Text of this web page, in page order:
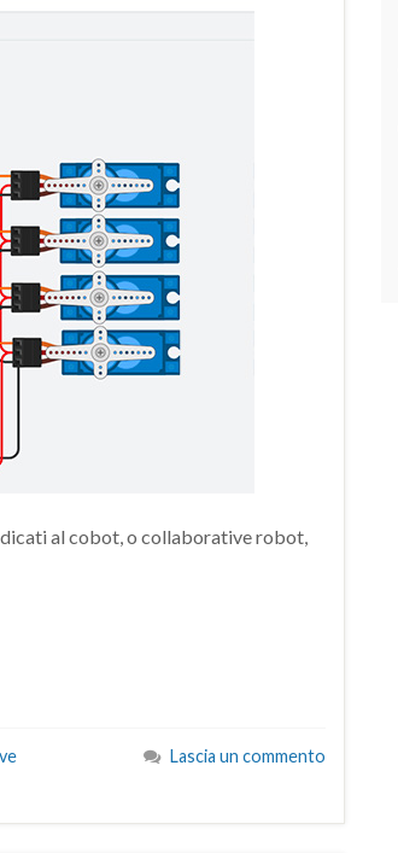
al cobot, o collaborative robot,
Lascia un commento